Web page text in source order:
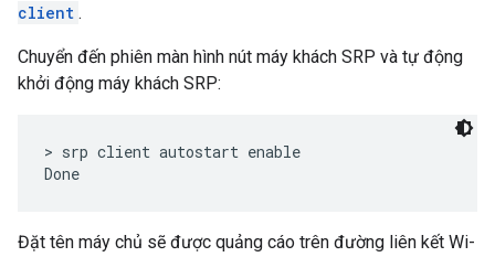
client .
Chuyển đến phiên màn hình nút máy khách SRP và tự động
khởi động máy khách SRP:
> srp client autostart enable
Đặt tên máy chủ sẽ được quảng cáo trên đường liên kết Wi-